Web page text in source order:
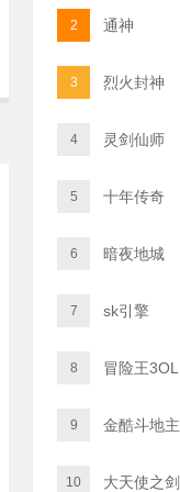
2 通神
3 烈火封神
4 灵剑仙师
5 十年传奇
6 暗夜地城
7 sk引擎
8 冒险王3OL
9 金酷斗地主
10